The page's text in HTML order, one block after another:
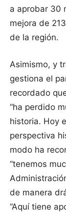
a aprobar 30
mejora de
de la región.
Asimismo, y
gestiona el
recordado
“ha perdido
historia. Hoy
perspectiva
modo ha
“tenemos
de manera
“Aquí tiene